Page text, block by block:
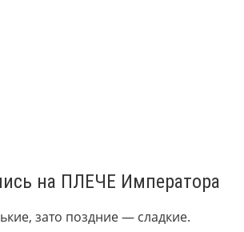
на ПЛЕЧЕ Императора
зато поздние — сладкие.